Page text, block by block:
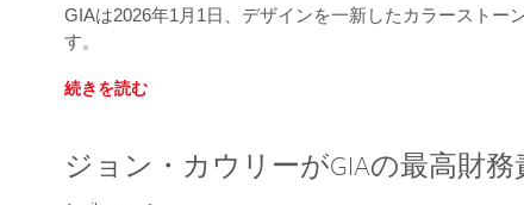
GIAは2026年1月1日、デザインを一新したカラーストー
す。
続きを読む
ジョン・カウリーがGIAの最高財